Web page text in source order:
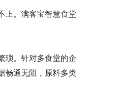
上。满客宝智慧食堂
琐。针对多食堂的企
畅通无阻，原料多类